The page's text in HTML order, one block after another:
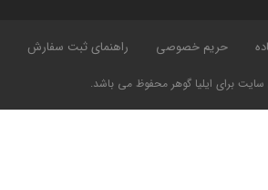
برای ایلیا گوهر محفوظ می باشد.
حریم خصوصی راهنمای ثبت سفارش